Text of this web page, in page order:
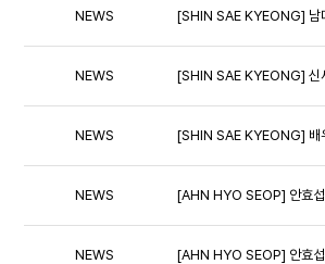
NEWS [SHIN SAE KYEONG] 남
NEWS [SHIN SAE KYEONG] 신
NEWS [SHIN SAE KYEONG] 배
NEWS [AHN HYO SEOP] 안효섭,
NEWS [AHN HYO SEOP] 안효섭